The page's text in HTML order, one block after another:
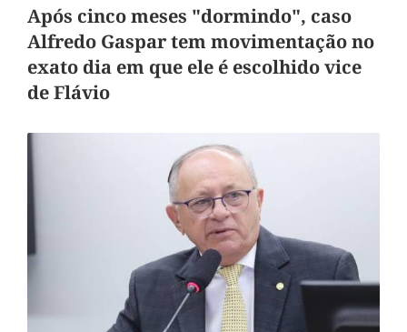
Após cinco meses "dormindo", caso
Alfredo Gaspar tem movimentação no
exato dia em que ele é escolhido vice
de Flávio